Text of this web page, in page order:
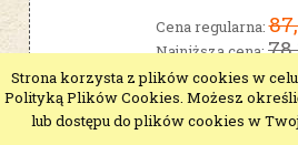
Strona korzysta z plików cookies w
Polityką Plików Cookies. Możesz
lub dostępu do plików cookies w
Cena regularna:
Najniższa cena:
Cena netto: